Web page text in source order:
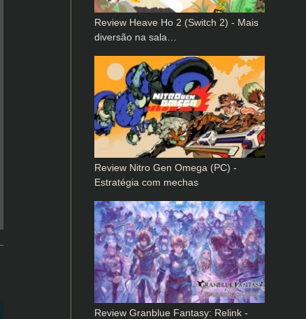
Review Heave Ho 2 (Switch 2) - Mais
diversão na sala…
Review Nitro Gen Omega (PC) -
Estratégia com mechas
Review Granblue Fantasy: Relink -